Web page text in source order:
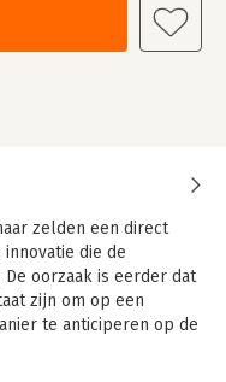
zelden een direct
die de
oorzaak is eerder dat
zijn om op een
te anticiperen op de